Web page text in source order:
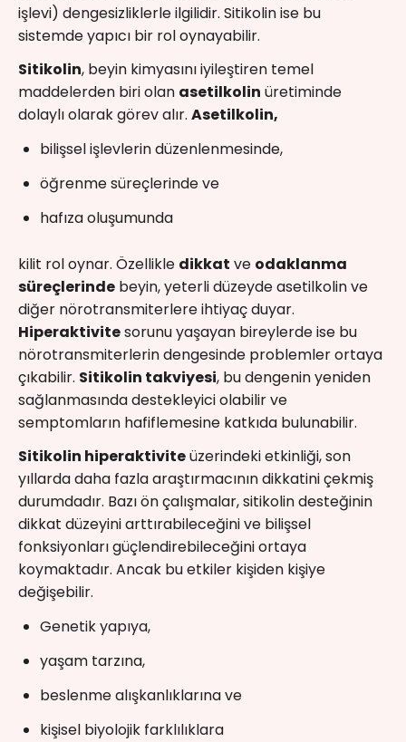
işlevi) dengesizliklerle ilgilidir. Sitikolin ise bu
sistemde yapıcı bir rol oynayabilir.
Sitikolin, beyin kimyasını iyileştiren temel
maddelerden biri olan asetilkolin üretiminde
dolaylı olarak görev alır. Asetilkolin,
bilişsel işlevlerin düzenlenmesinde,
öğrenme süreçlerinde ve
hafıza oluşumunda
kilit rol oynar. Özellikle dikkat ve odaklanma
süreçlerinde beyin, yeterli düzeyde asetilkolin ve
diğer nörotransmiterlere ihtiyaç duyar.
Hiperaktivitesorunu yaşayan bireylerde ise bu
nörotransmiterlerin dengesinde problemler ortaya
çıkabilir. Sitikolin takviyesi, bu dengenin yeniden
sağlanmasında destekleyici olabilir ve
semptomların hafiflemesine katkıda bulunabilir.
Sitikolin hiperaktiviteüzerindeki etkinliği, son
yıllarda daha fazla araştırmacının dikkatini çekmiş
durumdadır. Bazı ön çalışmalar, sitikolin desteğinin
dikkat düzeyini arttırabileceğini ve bilişsel
fonksiyonları güçlendirebileceğini ortaya
koymaktadır. Ancak bu etkiler kişiden kişiye
değişebilir.
Genetik yapıya,
yaşam tarzına,
beslenme alışkanlıklarına ve
kişisel biyolojik farklılıklara